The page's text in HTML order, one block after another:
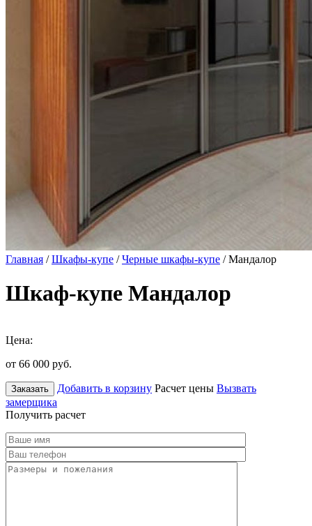
Главная /Шкафы-купе /Черные шкафы-купе / Мандалор
Шкаф-купе Мандалор
Цена:
от 66 000 руб.
Заказать Добавить в корзину Расчет цены Вызвать
замерщика
Получить расчет